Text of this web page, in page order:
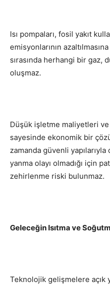
Isı pompaları, fosil yakıt
emisyonlarının
sırasında herhangi bir gaz,
oluşmaz.
Düşük işletme maliyetleri ve
sayesinde ekonomik bir
zamanda güvenli
yanma olayı olmadığı için
zehirlenme riski bulunmaz.
Geleceğin Isıtma ve
Teknolojik gelişmelere açık